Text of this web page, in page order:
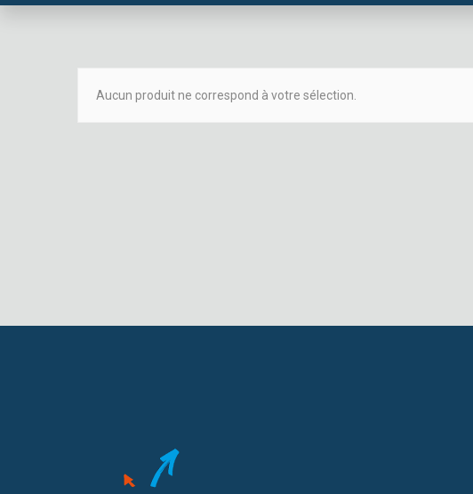
Aucun produit ne correspond à votre sélection.